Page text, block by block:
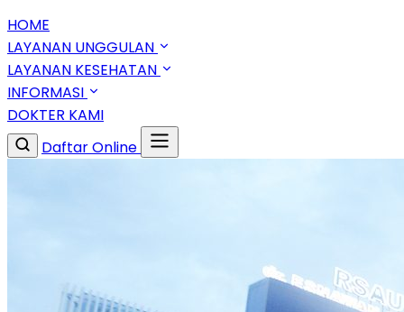
HOME
LAYANAN UNGGULAN
LAYANAN KESEHATAN
INFORMASI
DOKTER KAMI
Daftar Online